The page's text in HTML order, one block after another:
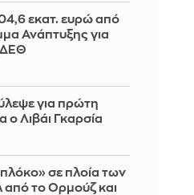
εκατ. ευρώ από
Ανάπτυξης για
ΔΕΘ
για πρώτη
ο Λιβάι Γκαρσία
σε πλοία των
από το Ορμούζ και